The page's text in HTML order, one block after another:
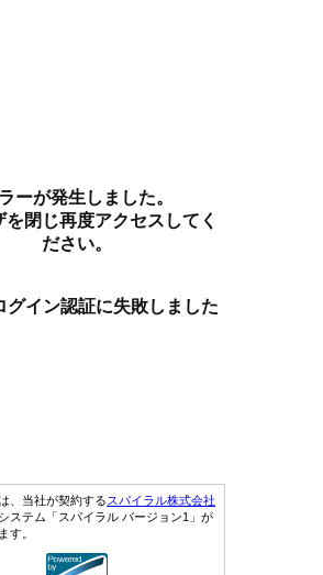
ーが発生しました。
を閉じ再度アクセスしてく
ださい。
グイン認証に失敗しました
、当社が契約するスパイラル株式会社
ステム「スパイラル バージョン1」が
す。